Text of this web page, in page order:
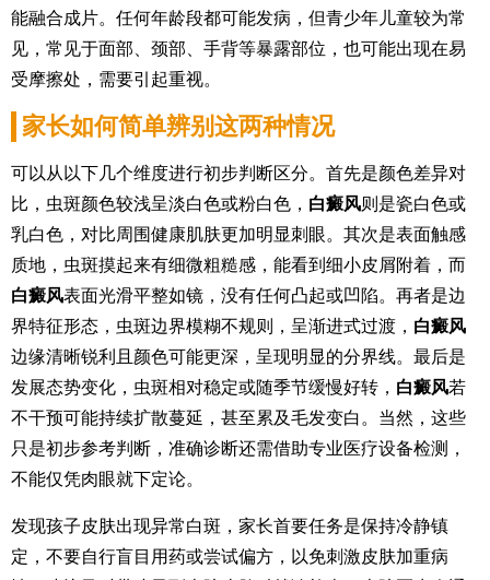
能融合成片。任何年龄段都可能发病，但青少年儿童较为常
见，常见于面部、颈部、手背等暴露部位，也可能出现在易
受摩擦处，需要引起重视。
家长如何简单辨别这两种情况
可以从以下几个维度进行初步判断区分。首先是颜色差异对
比，虫斑颜色较浅呈淡白色或粉白色， 白癜风则是瓷白色或
乳白色，对比周围健康肌肤更加明显刺眼。其次是表面触感
质地，虫斑摸起来有细微粗糙感，能看到细小皮屑附着，而
白癜风表面光滑平整如镜，没有任何凸起或凹陷。再者是边
界特征形态，虫斑边界模糊不规则，呈渐进式过渡， 白癜风
边缘清晰锐利且颜色可能更深，呈现明显的分界线。最后是
发展态势变化，虫斑相对稳定或随季节缓慢好转， 白癜风若
不干预可能持续扩散蔓延，甚至累及毛发变白。当然，这些
只是初步参考判断，准确诊断还需借助专业医疗设备检测，
不能仅凭肉眼就下定论。
发现孩子皮肤出现异常白斑，家长首要任务是保持冷静镇
定，不要自行盲目用药或尝试偏方，以免刺激皮肤加重病